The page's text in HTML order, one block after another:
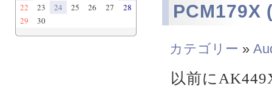
カテゴリー »
以前に
22
23 24 25 26 27
28
29
30